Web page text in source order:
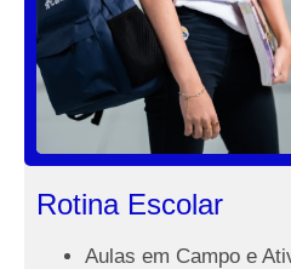
Rotina Escolar
Aulas em Campo e